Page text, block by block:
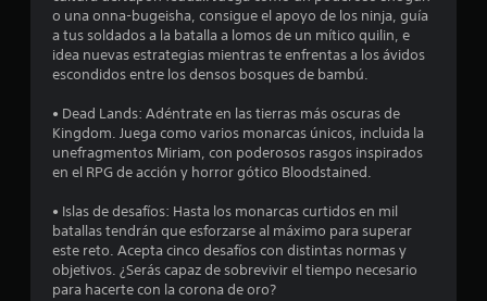
n
e
s
o una onna-bugeisha, consigue el apoyo de los ninja, guía
a tus soldados a la batalla a lomos de un mítico quilin, e
idea nuevas estrategias mientras te enfrentas a los ávidos
escondidos entre los densos bosques de bambú.
• Dead Lands: Adéntrate en las tierras más oscuras de
Kingdom. Juega como varios monarcas únicos, incluida la
unefragmentos Miriam, con poderosos rasgos inspirados
en el RPG de acción y horror gótico Bloodstained.
• Islas de desafíos: Hasta los monarcas curtidos en mil
batallas tendrán que esforzarse al máximo para superar
este reto. Acepta cinco desafíos con distintas normas y
objetivos. ¿Serás capaz de sobrevivir el tiempo necesario
para hacerte con la corona de oro?